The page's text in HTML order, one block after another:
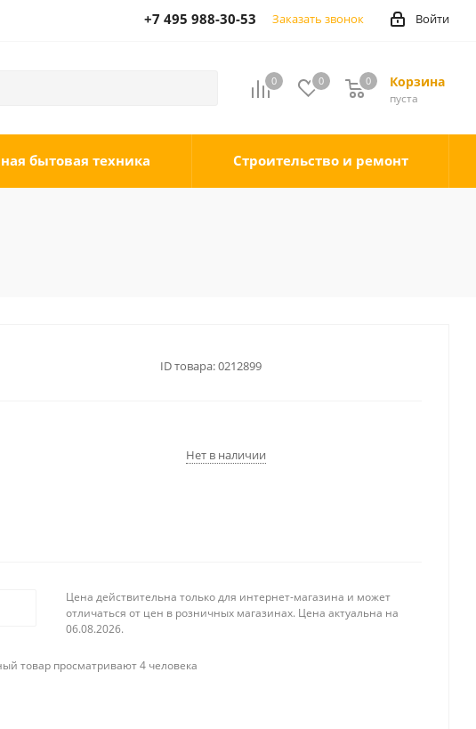
Войти
+7 495 988-30-53 Заказать звонок
0 0 Корзина
0
пуста
0
бытовая техника Строительство и ремонт
ID товара:0212899
Нет в наличии
Цена действительна только для интернет-магазина и может
отличаться от цен в розничных магазинах. Цена актуальна на
06.08.2026.
товар просматривают 4 человека